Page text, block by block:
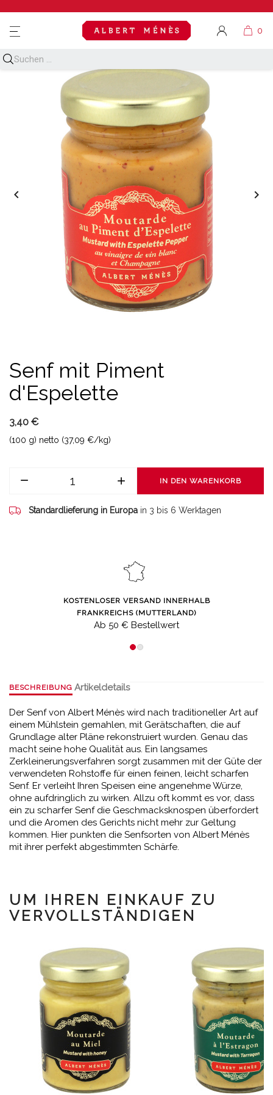
MENU
 
Senf mit Piment
d'Espelette
3,40 €
(100 g) netto (37,09 €/kg)
IN DEN WARENKORB
Standardlieferung in Europa in 3 bis 6 Werktagen
KOSTENLOSER VERSAND INNERHALB
FRANKREICHS (MUTTERLAND)
Ab 50 € Bestellwert
BESCHREIBUNG Artikeldetails
Der Senf von Albert Ménès wird nach traditioneller Art auf
einem Mühlstein gemahlen, mit Gerätschaften, die auf
Grundlage alter Pläne rekonstruiert wurden. Genau das
macht seine hohe Qualität aus. Ein langsames
Zerkleinerungsverfahren sorgt zusammen mit der Güte der
verwendeten Rohstoffe für einen feinen, leicht scharfen
Senf. Er verleiht Ihren Speisen eine angenehme Würze,
ohne aufdringlich zu wirken. Allzu oft kommt es vor, dass
ein zu scharfer Senf die Geschmacksknospen überfordert
und die Aromen des Gerichts nicht mehr zur Geltung
kommen. Hier punkten die Senfsorten von Albert Ménès
mit ihrer perfekt abgestimmten Schärfe.
UM IHREN EINKAUF ZU
VERVOLLSTÄNDIGEN